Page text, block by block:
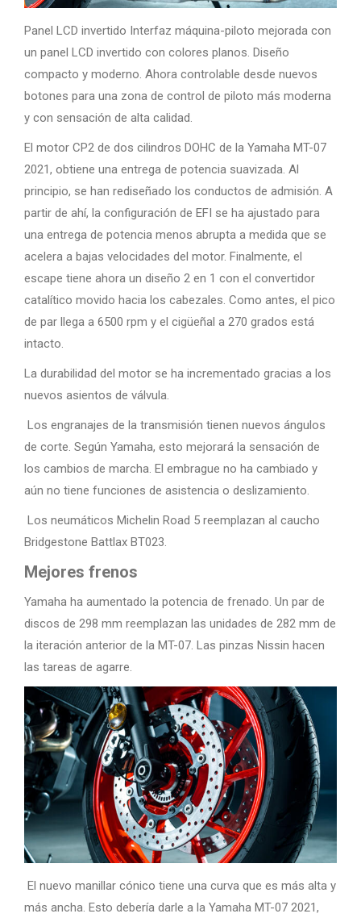
Panel LCD invertido Interfaz máquina-piloto mejorada con
un panel LCD invertido con colores planos. Diseño
compacto y moderno. Ahora controlable desde nuevos
botones para una zona de control de piloto más moderna
y con sensación de alta calidad.
El motor CP2 de dos cilindros DOHC de la Yamaha MT-07
2021, obtiene una entrega de potencia suavizada. Al
principio, se han rediseñado los conductos de admisión. A
partir de ahí, la configuración de EFI se ha ajustado para
una entrega de potencia menos abrupta a medida que se
acelera a bajas velocidades del motor. Finalmente, el
escape tiene ahora un diseño 2 en 1 con el convertidor
catalítico movido hacia los cabezales. Como antes, el pico
de par llega a 6500 rpm y el cigüeñal a 270 grados está
intacto.
La durabilidad del motor se ha incrementado gracias a los
nuevos asientos de válvula.
Los engranajes de la transmisión tienen nuevos ángulos
de corte. Según Yamaha, esto mejorará la sensación de
los cambios de marcha. El embrague no ha cambiado y
aún no tiene funciones de asistencia o deslizamiento.
Los neumáticos Michelin Road 5 reemplazan al caucho
Bridgestone Battlax BT023.
Mejores frenos
Yamaha ha aumentado la potencia de frenado. Un par de
discos de 298 mm reemplazan las unidades de 282 mm de
la iteración anterior de la MT-07. Las pinzas Nissin hacen
las tareas de agarre.
El nuevo manillar cónico tiene una curva que es más alta y
más ancha. Esto debería darle a la Yamaha MT-07 2021,